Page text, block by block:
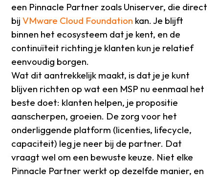
een Pinnacle Partner zoals Uniserver, die direct
bijVMware Cloud Foundation kan. Je blijft
binnen het ecosysteem dat je kent, en de
continuïteit richting je klanten kun je relatief
eenvoudig borgen.
Wat dit aantrekkelijk maakt, is dat je je kunt
blijven richten op wat een MSP nu eenmaal het
beste doet: klanten helpen, je propositie
aanscherpen, groeien. De zorg voor het
onderliggende platform (licenties, lifecycle,
capaciteit) leg je neer bij de partner. Dat
vraagt wel om een bewuste keuze. Niet elke
Pinnacle Partner werkt op dezelfde manier, en